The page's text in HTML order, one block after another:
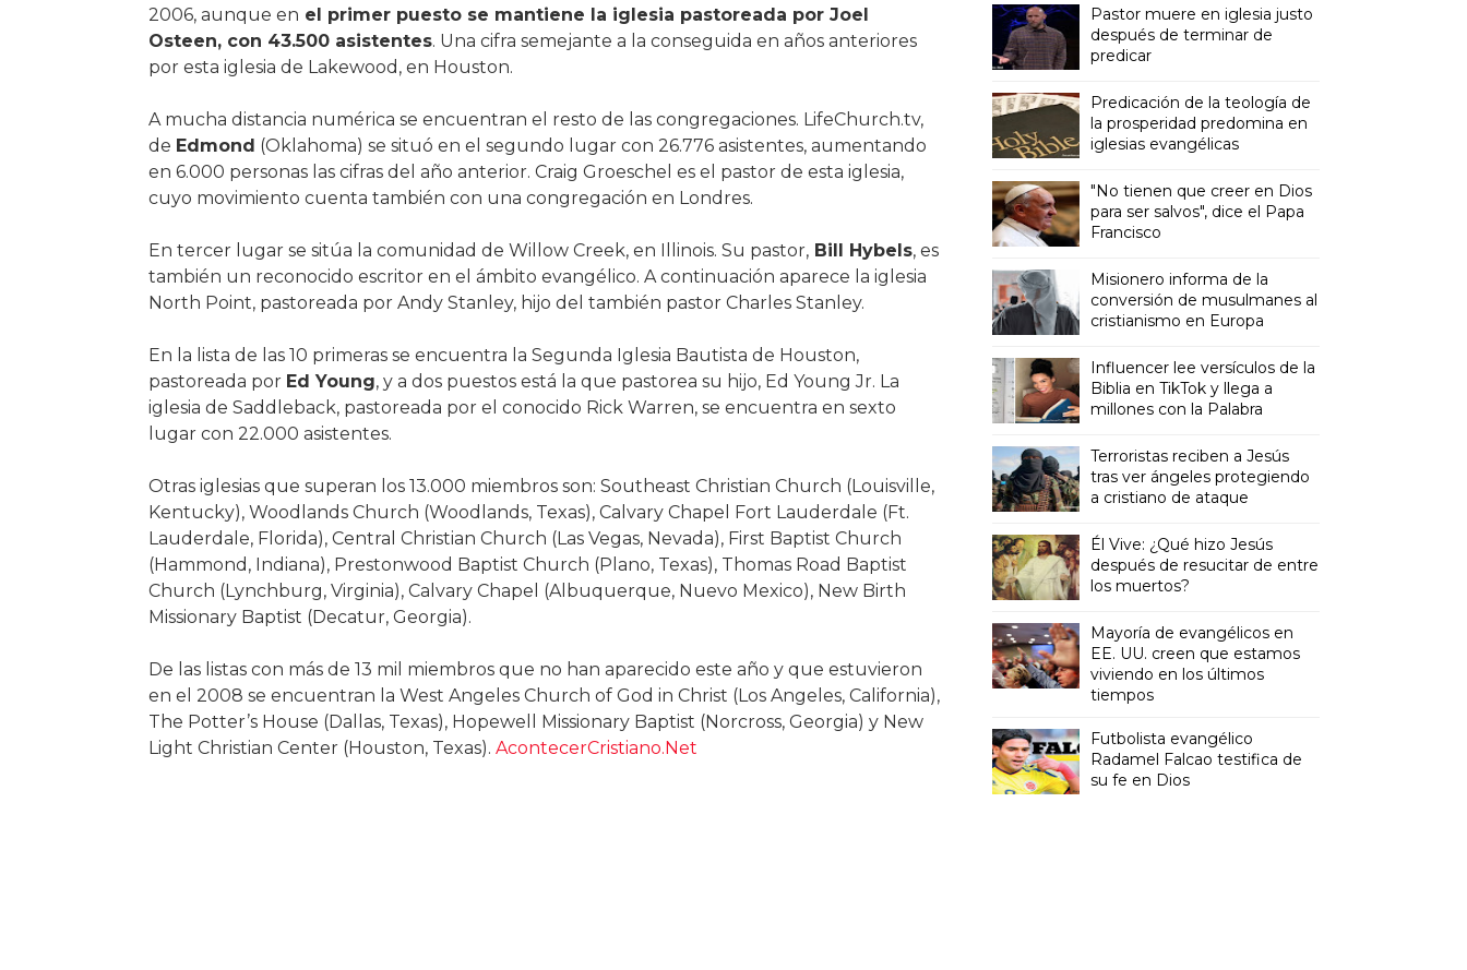
2006, aunque en el primer puesto se mantiene la iglesia pastoreada por Joel
Osteen, con 43.500 asistentes. Una cifra semejante a la conseguida en años anteriores
por esta iglesia de Lakewood, en Houston.
A mucha distancia numérica se encuentran el resto de las congregaciones. LifeChurch.tv,
de Edmond (Oklahoma) se situó en el segundo lugar con 26.776 asistentes, aumentando
en 6.000 personas las cifras del año anterior. Craig Groeschel es el pastor de esta iglesia,
cuyo movimiento cuenta también con una congregación en Londres.
En tercer lugar se sitúa la comunidad de Willow Creek, en Illinois. Su pastor,Bill Hybels, es
también un reconocido escritor en el ámbito evangélico. A continuación aparece la iglesia
North Point, pastoreada por Andy Stanley, hijo del también pastor Charles Stanley.
En la lista de las 10 primeras se encuentra la Segunda Iglesia Bautista de Houston,
pastoreada por Ed Young, y a dos puestos está la que pastorea su hijo, Ed Young Jr. La
iglesia de Saddleback, pastoreada por el conocido Rick Warren, se encuentra en sexto
lugar con 22.000 asistentes.
Otras iglesias que superan los 13.000 miembros son: Southeast Christian Church (Louisville,
Kentucky), Woodlands Church (Woodlands, Texas), Calvary Chapel Fort Lauderdale (Ft.
Lauderdale, Florida), Central Christian Church (Las Vegas, Nevada), First Baptist Church
(Hammond, Indiana), Prestonwood Baptist Church (Plano, Texas), Thomas Road Baptist
Church (Lynchburg, Virginia), Calvary Chapel (Albuquerque, Nuevo Mexico), New Birth
Missionary Baptist (Decatur, Georgia).
De las listas con más de 13 mil miembros que no han aparecido este año y que estuvieron
en el 2008 se encuentran la West Angeles Church of God in Christ (Los Angeles, California),
The Potter’s House (Dallas, Texas), Hopewell Missionary Baptist (Norcross, Georgia) y New
Light Christian Center (Houston, Texas). AcontecerCristiano.Net
Pastor muere en iglesia justo
después de terminar de
predicar
Predicación de la teología de
la prosperidad predomina en
iglesias evangélicas
"No tienen que creer en Dios
para ser salvos", dice el Papa
Francisco
Misionero informa de la
conversión de musulmanes al
cristianismo en Europa
Influencer lee versículos de la
Biblia en TikTok y llega a
millones con la Palabra
Terroristas reciben a Jesús
tras ver ángeles protegiendo
a cristiano de ataque
Él Vive: ¿Qué hizo Jesús
después de resucitar de entre
los muertos?
Mayoría de evangélicos en
EE. UU. creen que estamos
viviendo en los últimos
tiempos
Futbolista evangélico
Radamel Falcao testifica de
su fe en Dios